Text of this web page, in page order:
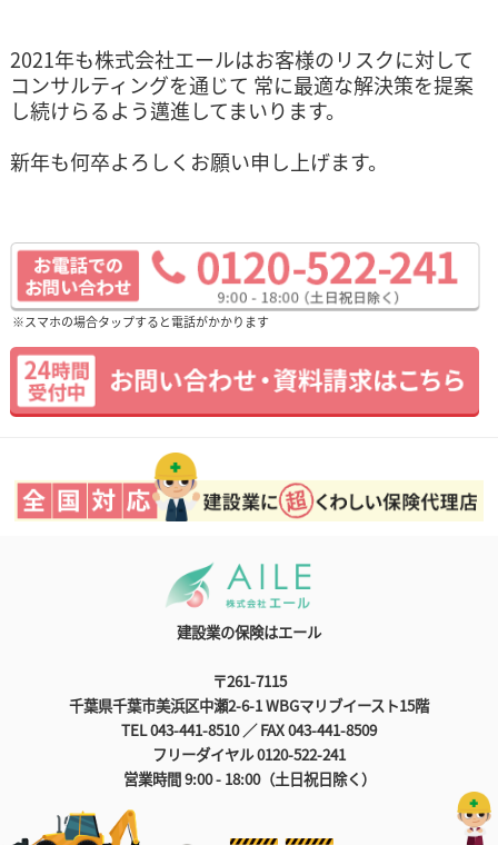
2021年も株式会社エールはお客様のリスクに対して
コンサルティングを通じて 常に最適な解決策を提案
し続けらるよう邁進してまいります。
新年も何卒よろしくお願い申し上げます。
※スマホの場合タップすると電話がかかります
建設業の保険はエール
〒261-7115
千葉県千葉市美浜区中瀬2-6-1 WBGマリブイースト15階
TEL 043-441-8510 ／ FAX 043-441-8509
フリーダイヤル 0120-522-241
営業時間 9:00 - 18:00（土日祝日除く）